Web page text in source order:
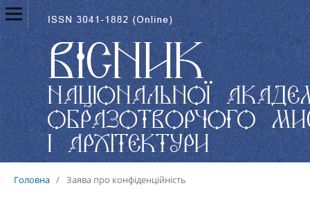
Головна / Заява про конфіденційність